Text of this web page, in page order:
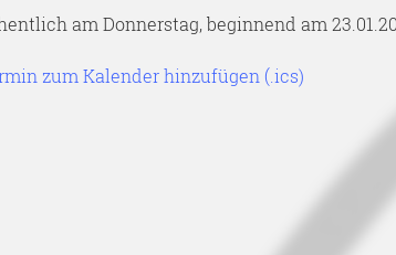
am Donnerstag, beginnend am
zum Kalender hinzufügen (.ics)